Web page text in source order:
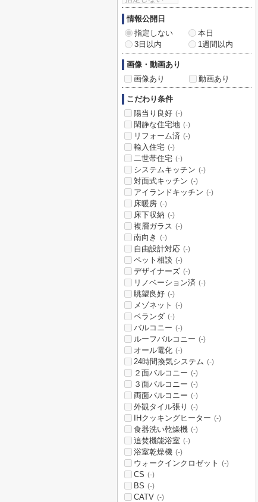
情報公開日
指定しない
本日
3日以内
1週間以内
画像・動画あり
画像あり
動画あり
こだわり条件
陽当り良好 (-)
閑静な住宅地 (-)
リフォーム済 (-)
輸入住宅 (-)
二世帯住宅 (-)
システムキッチン (-)
対面式キッチン (-)
アイランドキッチン (-)
床暖房 (-)
床下収納 (-)
複層ガラス (-)
南向き (-)
自由設計対応 (-)
ペット相談 (-)
デザイナーズ (-)
リノベーション済 (-)
眺望良好 (-)
メゾネット (-)
ベランダ (-)
バルコニー (-)
ルーフバルコニー (-)
オール電化 (-)
24時間換気システム (-)
２面バルコニー (-)
３面バルコニー (-)
両面バルコニー (-)
外観タイル張り (-)
IHクッキングヒーター (-)
食器洗い乾燥機 (-)
追焚機能浴室 (-)
浴室乾燥機 (-)
ウォークインクロゼット (-)
CS (-)
BS (-)
CATV (-)